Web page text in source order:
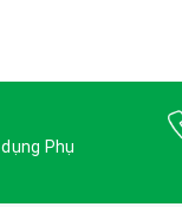
Phụ